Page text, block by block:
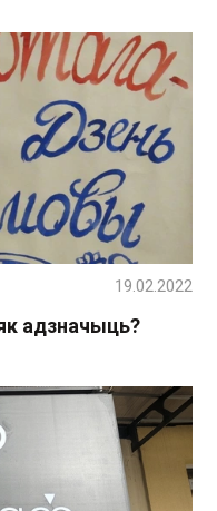
адзначыць?
19.02.2022